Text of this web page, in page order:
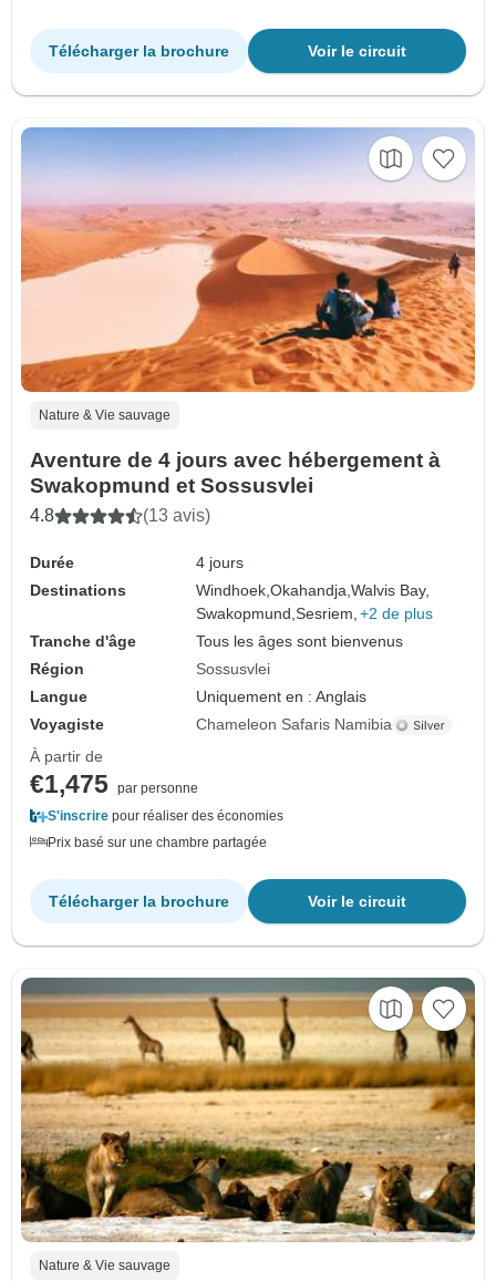
Voir le circuit
Télécharger la brochure
Nature & Vie sauvage
Aventure de 4 jours avec hébergement à
Swakopmund et Sossusvlei
4.8 (13 avis)
Durée
4 jours
Destinations
Windhoek,Okahandja,Walvis Bay,
Swakopmund,Sesriem, +2 de plus
Tranche d'âge
Tous les âges sont bienvenus
Région
Sossusvlei
Langue
Uniquement en : Anglais
Voyagiste
Chameleon Safaris Namibia
À partir de
€1,475 par personne
S'inscrire pour réaliser des économies
Prix basé sur une chambre partagée
Voir le circuit
Télécharger la brochure
Nature & Vie sauvage